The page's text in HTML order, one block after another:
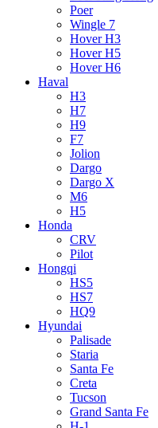
Poer
Wingle 7
Hover H3
Hover H5
Hover H6
Haval
H3
H7
H9
F7
Jolion
Dargo
Dargo X
M6
H5
Honda
CRV
Pilot
Hongqi
HS5
HS7
HQ9
Hyundai
Palisade
Staria
Santa Fe
Creta
Tucson
Grand Santa Fe